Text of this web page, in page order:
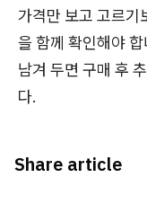
가격만 보고 고르기
을 함께 확인해야
남겨 두면 구매 후
다.
Share article